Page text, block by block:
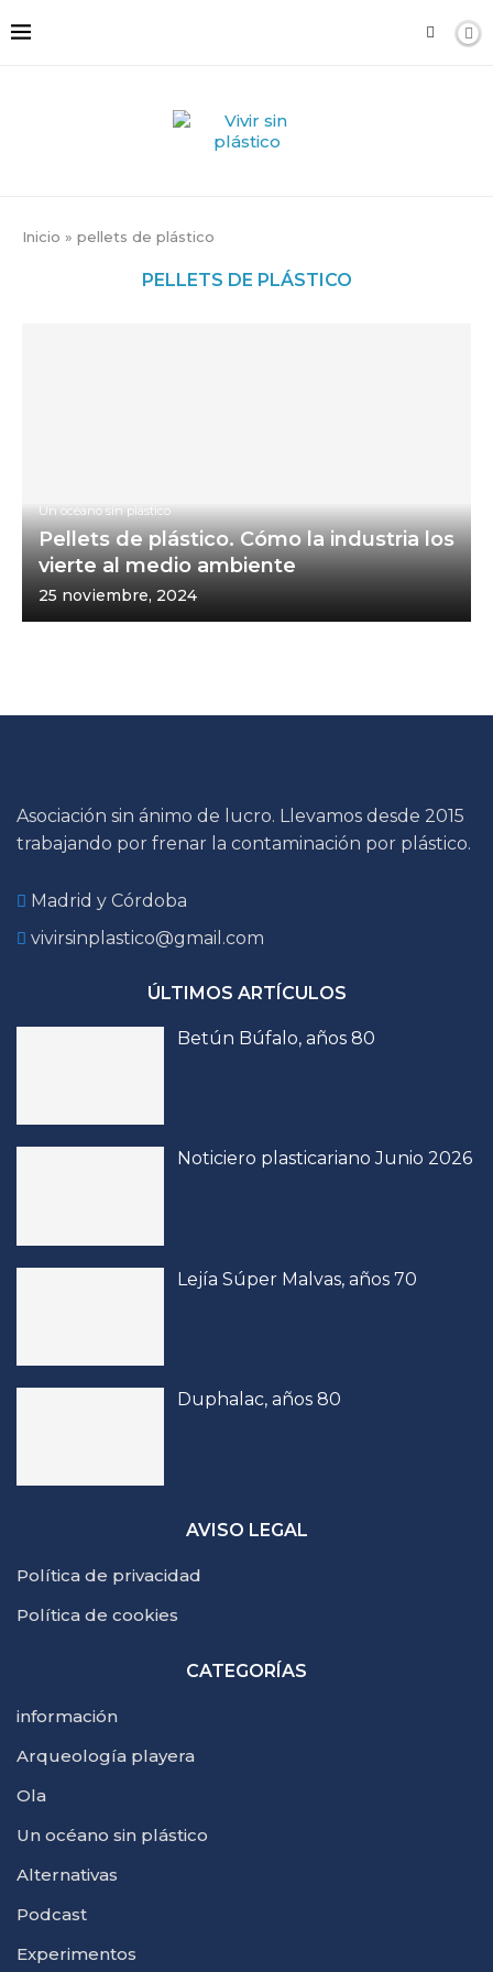
Inicio » pellets de plástico
PELLETS DE PLÁSTICO
Un océano sin plástico
Pellets de plástico. Cómo la industria los
vierte al medio ambiente
25 noviembre, 2024
Asociación sin ánimo de lucro. Llevamos desde 2015
trabajando por frenar la contaminación por plástico.
Madrid y Córdoba
vivirsinplastico@gmail.com
ÚLTIMOS ARTÍCULOS
Betún Búfalo, años 80
Noticiero plasticariano Junio 2026
Lejía Súper Malvas, años 70
Duphalac, años 80
AVISO LEGAL
Política de privacidad
Política de cookies
CATEGORÍAS
información
Arqueología playera
Ola
Un océano sin plástico
Alternativas
Podcast
Experimentos